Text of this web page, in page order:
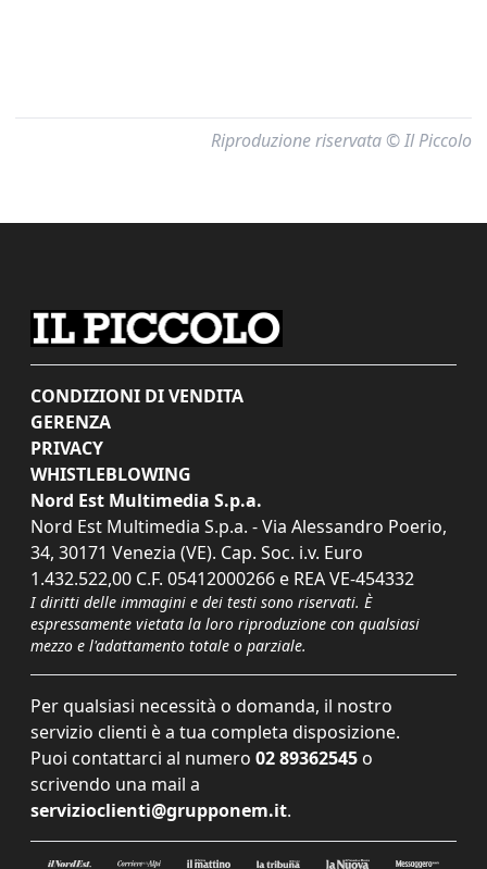
Riproduzione riservata © Il Piccolo
CONDIZIONI DI VENDITA
GERENZA
PRIVACY
WHISTLEBLOWING
Nord Est Multimedia S.p.a.
Nord Est Multimedia S.p.a. - Via Alessandro Poerio,
34, 30171 Venezia (VE). Cap. Soc. i.v. Euro
1.432.522,00 C.F. 05412000266 e REA VE-454332
I diritti delle immagini e dei testi sono riservati. È
espressamente vietata la loro riproduzione con qualsiasi
mezzo e l'adattamento totale o parziale.
Per qualsiasi necessità o domanda, il nostro
servizio clienti è a tua completa disposizione.
Puoi contattarci al numero 02 89362545 o
scrivendo una mail a
servizioclienti@grupponem.it.